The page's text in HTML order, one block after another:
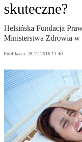
skuteczne?
Helsińska Fundacja
Ministerstwa Zdrowia w
Publikacja: 28.12.2016 11:40